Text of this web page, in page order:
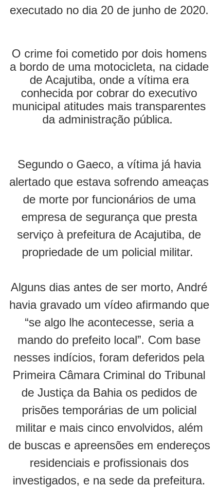
executado no dia 20 de junho de 2020.
O crime foi cometido por dois homens
a bordo de uma motocicleta, na cidade
de Acajutiba, onde a vítima era
conhecida por cobrar do executivo
municipal atitudes mais transparentes
da administração pública.
Segundo o Gaeco, a vítima já havia
alertado que estava sofrendo ameaças
de morte por funcionários de uma
empresa de segurança que presta
serviço à prefeitura de Acajutiba, de
propriedade de um policial militar.
Alguns dias antes de ser morto, André
havia gravado um vídeo afirmando que
“se algo lhe acontecesse, seria a
mando do prefeito local”. Com base
nesses indícios, foram deferidos pela
Primeira Câmara Criminal do Tribunal
de Justiça da Bahia os pedidos de
prisões temporárias de um policial
militar e mais cinco envolvidos, além
de buscas e apreensões em endereços
residenciais e profissionais dos
investigados, e na sede da prefeitura.